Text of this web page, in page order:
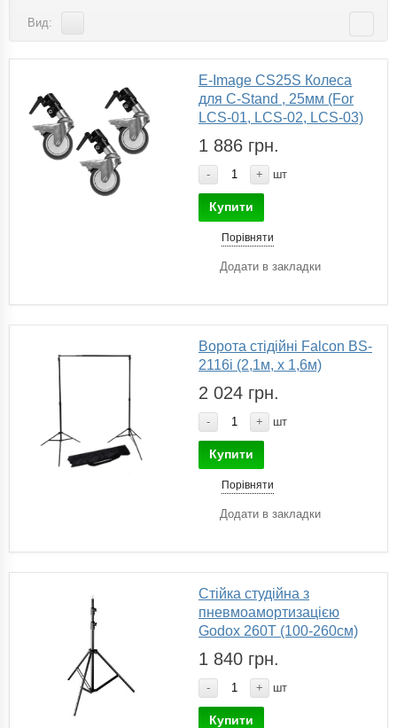
Вид:
E-Image CS25S Колеса
для C-Stand , 25мм (For
LCS-01, LCS-02, LCS-03)
1 886 грн.
- + шт
Купити
Порівняти
Додати в закладки
Ворота стідійні Falcon BS-
2116i (2,1м, х 1,6м)
2 024 грн.
- + шт
Купити
Порівняти
Додати в закладки
Cтійка студійна з
пневмоамортизацією
Godox 260T (100-260см)
1 840 грн.
- + шт
Купити